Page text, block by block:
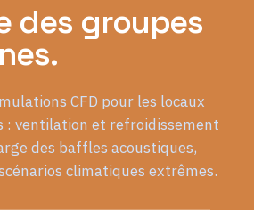
des groupes
CFD pour les locaux
: ventilation et refroidissement
des baffles acoustiques,
climatiques extrêmes.